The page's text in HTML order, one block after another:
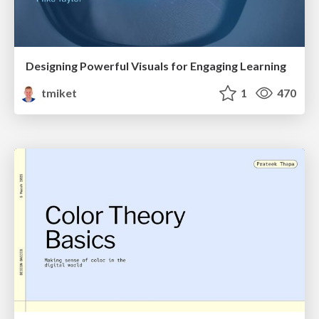
Designing Powerful Visuals for Engaging Learning
tmiket
1 470